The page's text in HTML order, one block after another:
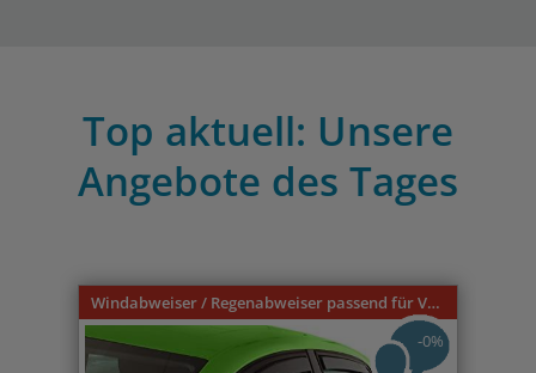
Top aktuell: Unsere
Angebote des Tages
Windabweiser / Regenabweiser passend für VW Caddy 9U 3-türer 1996-2004
-0%